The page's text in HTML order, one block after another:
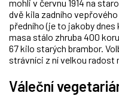
mohli v červnu 1914 na
dvě kila zadního
předního (je to jakoby
masa stálo zhruba 400
67 kilo starých brambor.
strávníci z ní velkou radost
Váleční